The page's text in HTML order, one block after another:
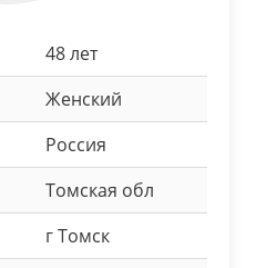
48 лет
Женский
Россия
Томская обл
г Томск